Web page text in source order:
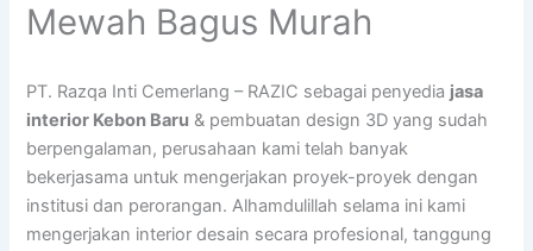
Mewah Bagus Murah
PT. Razqa Inti Cemerlang – RAZIC sebagai penyedia jasa
interior Kebon Baru & pembuatan design 3D yang sudah
berpengalaman, perusahaan kami telah banyak
bekerjasama untuk mengerjakan proyek-proyek dengan
institusi dan perorangan. Alhamdulillah selama ini kami
mengerjakan interior desain secara profesional, tanggung